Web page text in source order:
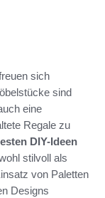
sich
sind
eine
Regale zu
DIY-Ideen
stilvoll als
von Paletten
Designs